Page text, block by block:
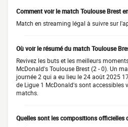
Comment voir le match Toulouse Brest
Match en streaming légal à suivre sur
Où voir le résumé du match Toulouse
Revivez les buts et les meilleurs
McDonald's Toulouse Brest (2 - 0). Un
journée 2 qui a eu lieu le 24 août 2025
de Ligue 1 McDonald's sont accessibles
matchs.
Quelles sont les compositions officielles